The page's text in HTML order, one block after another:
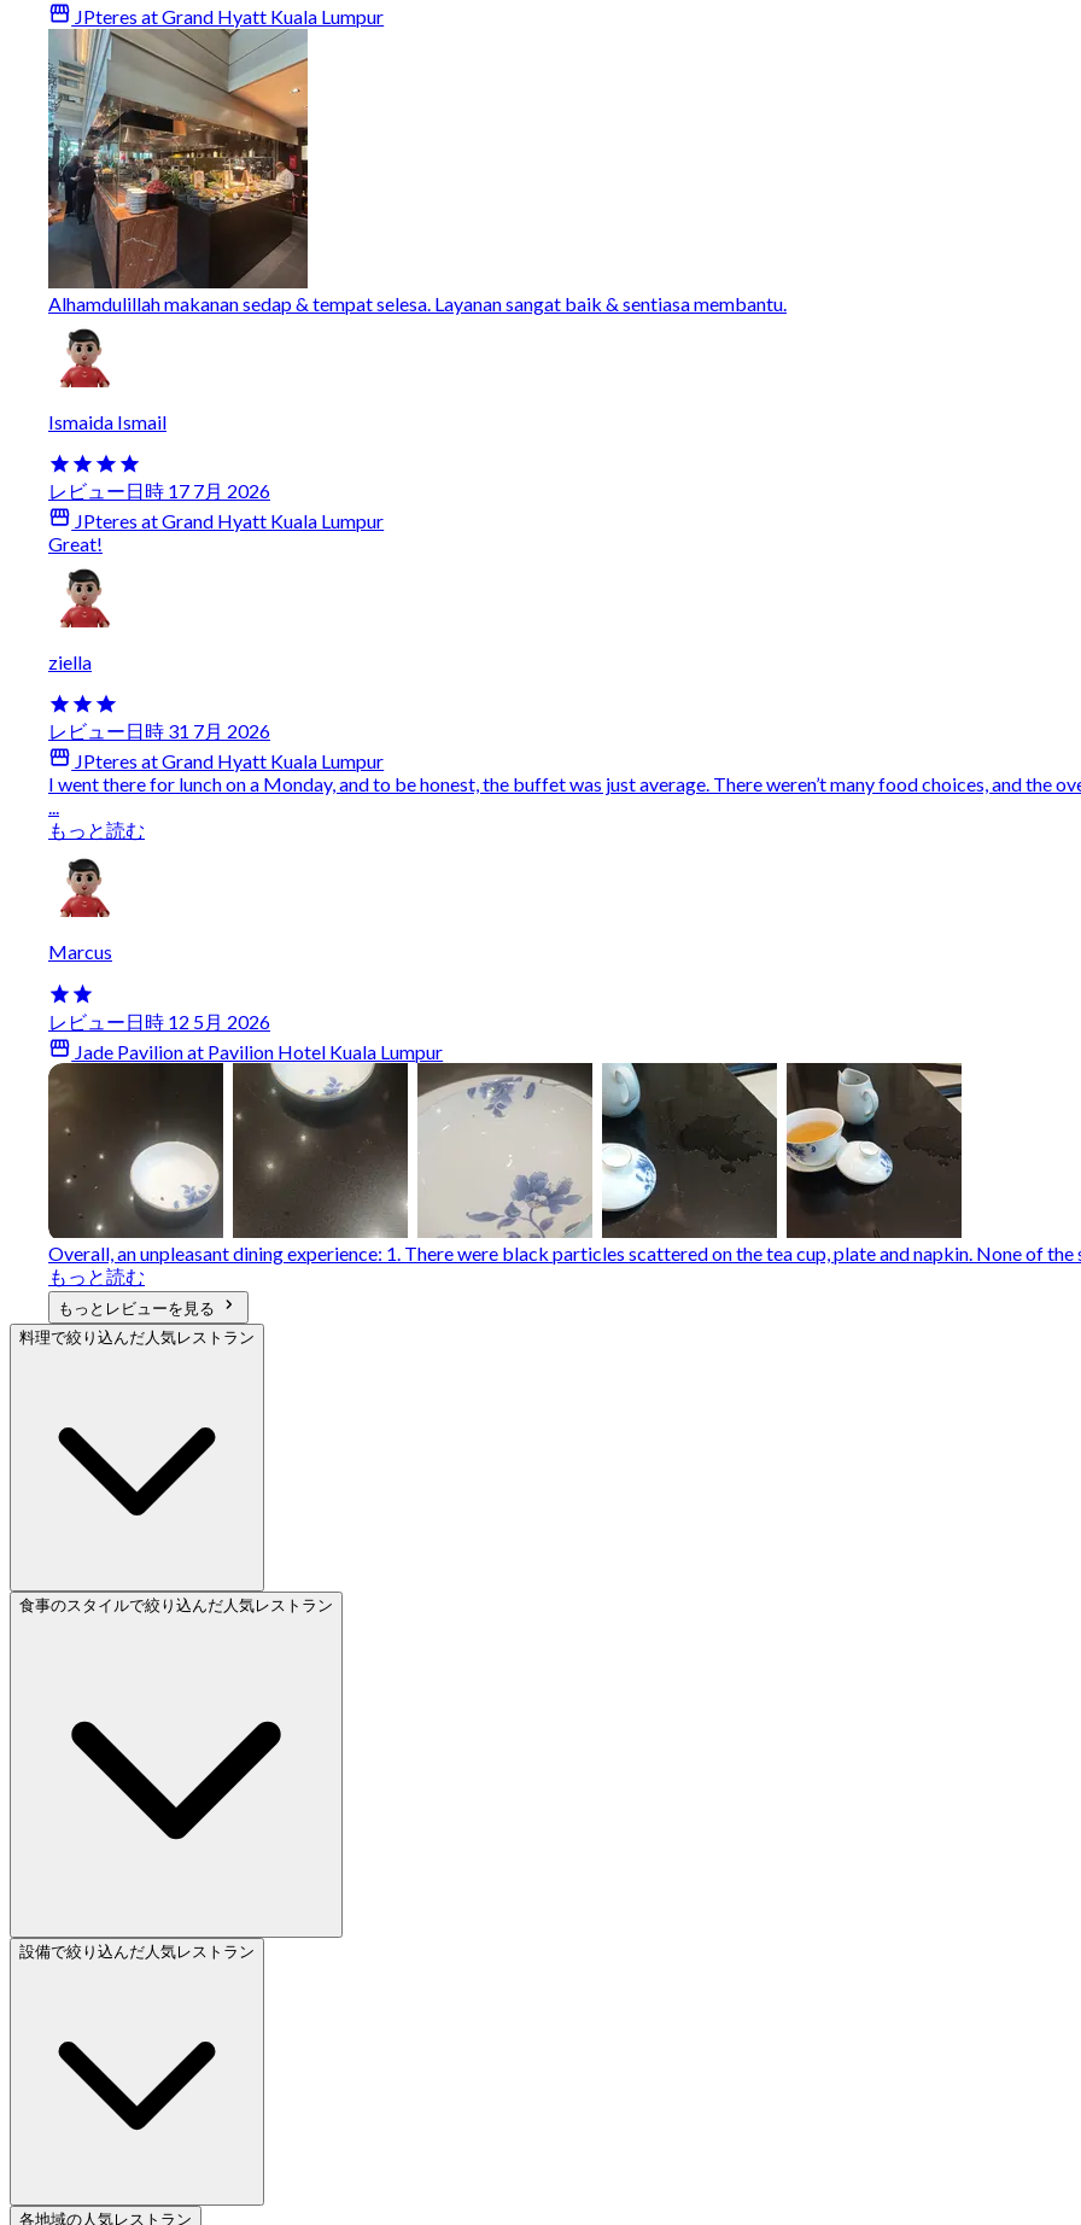
JPteres at Grand Hyatt Kuala Lumpur
Alhamdulillah makanan sedap & tempat selesa. Layanan sangat baik & sentiasa membantu.
Ismaida Ismail
レビュー日時 17 7月 2026
JPteres at Grand Hyatt Kuala Lumpur
Great!
ziella
レビュー日時 31 7月 2026
JPteres at Grand Hyatt Kuala Lumpur
I went there for lunch on a Monday, and to be honest, the buffet was just average. There weren’t many food choices, and the
...
もっと読む
Marcus
レビュー日時 12 5月 2026
Jade Pavilion at Pavilion Hotel Kuala Lumpur
Overall, an unpleasant dining experience: 1. There were black particles scattered on the tea cup, plate and napkin. None of the
もっと読む
もっとレビューを見る
料理で絞り込んだ人気レストラン
食事のスタイルで絞り込んだ人気レストラン
設備で絞り込んだ人気レストラン
各地域の人気レストラン